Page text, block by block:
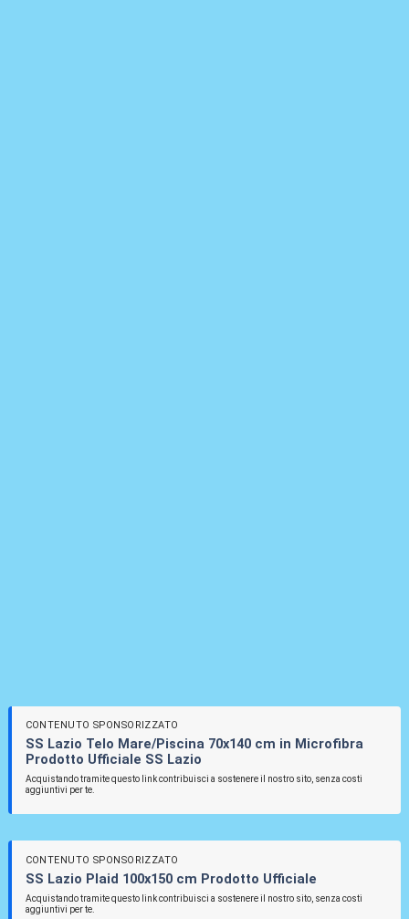
CONTENUTO SPONSORIZZATO
SS Lazio Telo Mare/Piscina 70x140 cm in Microfibra
Prodotto Ufficiale SS Lazio
Acquistando tramite questo link contribuisci a sostenere il nostro sito, senza costi
aggiuntivi per te.
CONTENUTO SPONSORIZZATO
SS Lazio Plaid 100x150 cm Prodotto Ufficiale
Acquistando tramite questo link contribuisci a sostenere il nostro sito, senza costi
aggiuntivi per te.